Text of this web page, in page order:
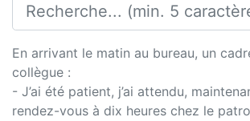
En arrivant le matin au bureau, un
collègue :
- J’ai été patient, j’ai attendu,
rendez-vous à dix heures chez le